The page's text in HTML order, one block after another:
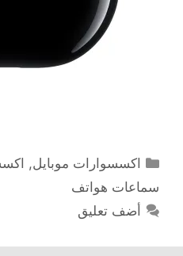
التصنيفات
اكسسوارات موبايل,
سماعات هواتف
أضف تعليق